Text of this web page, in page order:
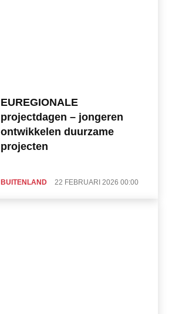
EUREGIONALE
projectdagen – jongeren
ontwikkelen duurzame
projecten
BUITENLAND 22 FEBRUARI 2026 00:00